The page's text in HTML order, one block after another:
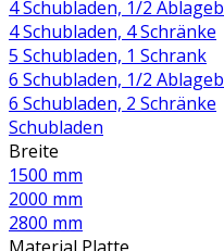
4 Schubladen, 1/2
4 Schubladen, 4 Schränke
5 Schubladen, 1 Schrank
6 Schubladen, 1/2
6 Schubladen, 2 Schränke
Schubladen
Breite
1500 mm
2000 mm
2800 mm